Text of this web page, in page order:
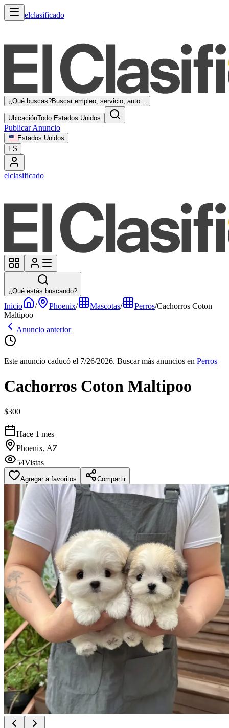
elclasificado
¿Qué buscas?Buscar empleo, servicio, auto...
UbicaciónTodo Estados Unidos
Publicar Anuncio
Estados Unidos
ES
elclasificado
¿Qué estás buscando?
Inicio / Phoenix/ Mascotas/ Perros/Cachorros Coton
Maltipoo
Anuncio anterior
Este anuncio caducó el 7/26/2026. Buscar más anuncios en Perros
Cachorros Coton Maltipoo
$300
Hace 1 mes
Phoenix, AZ
54Vistas
Agregar a favoritos Compartir